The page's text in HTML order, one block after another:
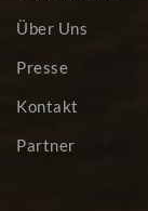
Über Uns
Presse
Kontakt
Partner